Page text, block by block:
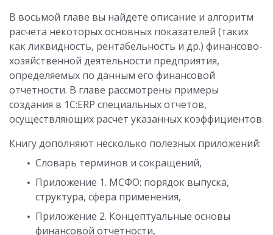
В восьмой главе вы найдете описание и алгоритм
расчета некоторых основных показателей (таких
как ликвидность, рентабельность и др.) финансово-
хозяйственной деятельности предприятия,
определяемых по данным его финансовой
отчетности. В главе рассмотрены примеры
создания в 1С:ERP специальных отчетов,
осуществляющих расчет указанных коэффициентов.
Книгу дополняют несколько полезных приложений:
Словарь терминов и сокращений,
Приложение 1. МСФО: порядок выпуска,
структура, сфера применения,
Приложение 2. Концептуальные основы
финансовой отчетности,